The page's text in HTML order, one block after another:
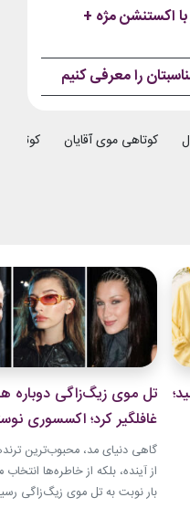
اکستنشن مژه +
را معرفی کنیم
کوتاهی موی آقایان
تل موی زیگ‌زاگی دوباره
غافلگیر کرد؛ اکسسوری
دوباره ترند شد!
گاهی دنیای مد، محبوب‌ترین
از آینده، بلکه از خاطره‌ها
بار نوبت به تل موی زیگ‌زاگی